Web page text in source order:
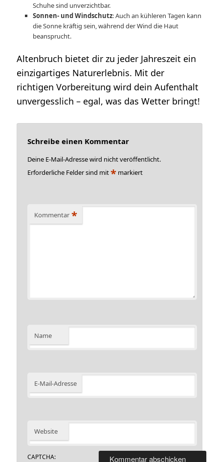
Schuhe sind unverzichtbar.
Sonnen- und Windschutz: Auch an kühleren Tagen kann
die Sonne kräftig sein, während der Wind die Haut
beansprucht.
Altenbruch bietet dir zu jeder Jahreszeit ein
einzigartiges Naturerlebnis. Mit der
richtigen Vorbereitung wird dein Aufenthalt
unvergesslich – egal, was das Wetter bringt!
Schreibe einen Kommentar
Deine E-Mail-Adresse wird nicht veröffentlicht.
Erforderliche Felder sind mit* markiert
Kommentar *
Name
E-Mail-Adresse
Website
CAPTCHA: